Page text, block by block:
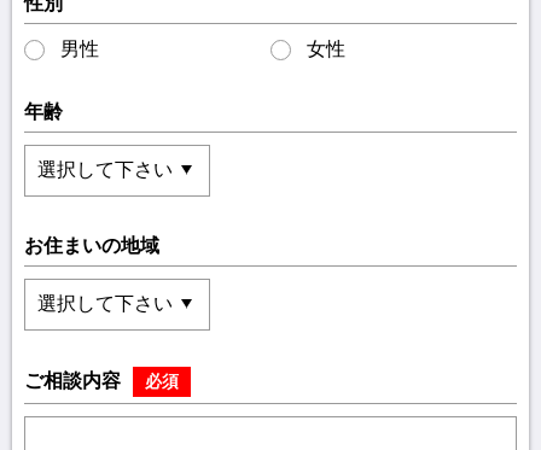
男性 女性
年齢
お住まいの地域
ご相談内容 必須